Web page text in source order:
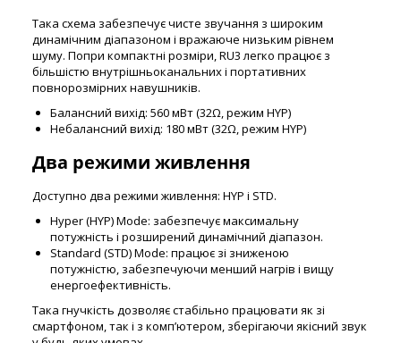
Така схема забезпечує чисте звучання з широким
динамічним діапазоном і вражаюче низьким рівнем
шуму. Попри компактні розміри, RU3 легко працює з
більшістю внутрішньоканальних і портативних
повнорозмірних навушників.
Балансний вихід: 560 мВт (32Ω, режим HYP)
Небалансний вихід: 180 мВт (32Ω, режим HYP)
Два режими живлення
Доступно два режими живлення: HYP і STD.
Hyper (HYP) Mode: забезпечує максимальну
потужність і розширений динамічний діапазон.
Standard (STD) Mode: працює зі зниженою
потужністю, забезпечуючи менший нагрів і вищу
енергоефективність.
Така гнучкість дозволяє стабільно працювати як зі
смартфоном, так і з комп’ютером, зберігаючи якісний звук